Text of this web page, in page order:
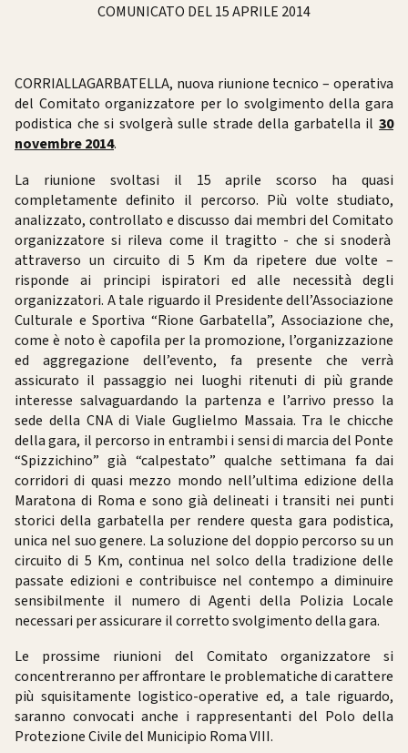
COMUNICATO DEL 15 APRILE 2014
CORRIALLAGARBATELLA, nuova riunione tecnico – operativa
del Comitato organizzatore per lo svolgimento della gara
podistica che si svolgerà sulle strade della garbatella il 30
novembre 2014.
La riunione svoltasi il 15 aprile scorso ha quasi
completamente definito il percorso. Più volte studiato,
analizzato, controllato e discusso dai membri del Comitato
organizzatore si rileva come il tragitto - che si snoderà
attraverso un circuito di 5 Km da ripetere due volte –
risponde ai principi ispiratori ed alle necessità degli
organizzatori. A tale riguardo il Presidente dell’Associazione
Culturale e Sportiva “Rione Garbatella”, Associazione che,
come è noto è capofila per la promozione, l’organizzazione
ed aggregazione dell’evento, fa presente che verrà
assicurato il passaggio nei luoghi ritenuti di più grande
interesse salvaguardando la partenza e l’arrivo presso la
sede della CNA di Viale Guglielmo Massaia. Tra le chicche
della gara, il percorso in entrambi i sensi di marcia del Ponte
“Spizzichino” già “calpestato” qualche settimana fa dai
corridori di quasi mezzo mondo nell’ultima edizione della
Maratona di Roma e sono già delineati i transiti nei punti
storici della garbatella per rendere questa gara podistica,
unica nel suo genere. La soluzione del doppio percorso su un
circuito di 5 Km, continua nel solco della tradizione delle
passate edizioni e contribuisce nel contempo a diminuire
sensibilmente il numero di Agenti della Polizia Locale
necessari per assicurare il corretto svolgimento della gara.
Le prossime riunioni del Comitato organizzatore si
concentreranno per affrontare le problematiche di carattere
più squisitamente logistico-operative ed, a tale riguardo,
saranno convocati anche i rappresentanti del Polo della
Protezione Civile del Municipio Roma VIII.